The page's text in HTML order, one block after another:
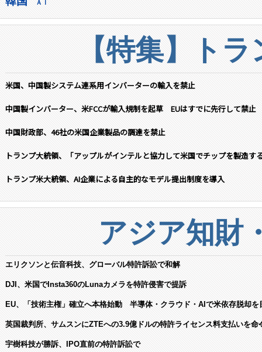
ＡＩ
【特集】ト
米国、中国製システム連系用インバーターの輸入を禁止
中国製インバーター、米FCCが輸入規制を起草 EUはすでに先行して禁止
中国財政部、46社の米国企業製品の調達を禁止
トランプ大統領、「アップルがインテルと協力して米国でチップを製造す
トランプ米大統領、AI企業による自主的なモデル提出制度を導入
アジア知財
エリクソンと伝音科技、グローバル特許訴訟で和解
DJI、米国でInsta360のLunaカメラを特許侵害で提訴
EU、「技術主権」確立へ本格始動 半導体・クラウド・AIで米依存脱却を
英国裁判所、サムスンにZTEへの3.9億ドルの特許ライセンス料支払いを命
宇樹科技が勝訴、IPO直前の特許訴訟で